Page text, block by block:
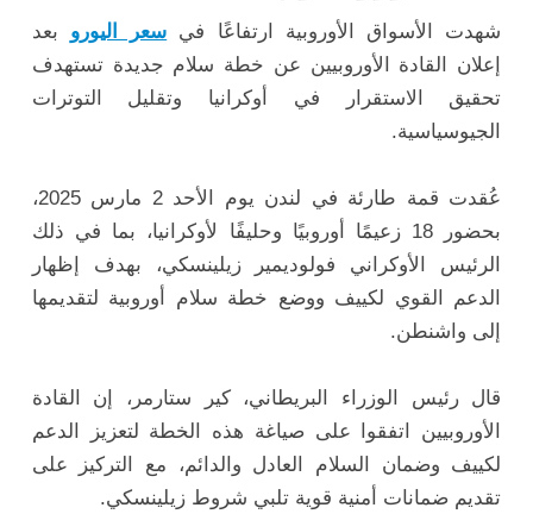
شهدت الأسواق الأوروبية ارتفاعًا في سعر اليورو بعد
إعلان القادة الأوروبيين عن خطة سلام جديدة تستهدف
تحقيق الاستقرار في أوكرانيا وتقليل التوترات
الجيوسياسية.
عُقدت قمة طارئة في لندن يوم الأحد 2 مارس 2025،
بحضور 18 زعيمًا أوروبيًا وحليفًا لأوكرانيا، بما في ذلك
الرئيس الأوكراني فولوديمير زيلينسكي، بهدف إظهار
الدعم القوي لكييف ووضع خطة سلام أوروبية لتقديمها
إلى واشنطن.
قال رئيس الوزراء البريطاني، كير ستارمر، إن القادة
الأوروبيين اتفقوا على صياغة هذه الخطة لتعزيز الدعم
لكييف وضمان السلام العادل والدائم، مع التركيز على
تقديم ضمانات أمنية قوية تلبي شروط زيلينسكي.